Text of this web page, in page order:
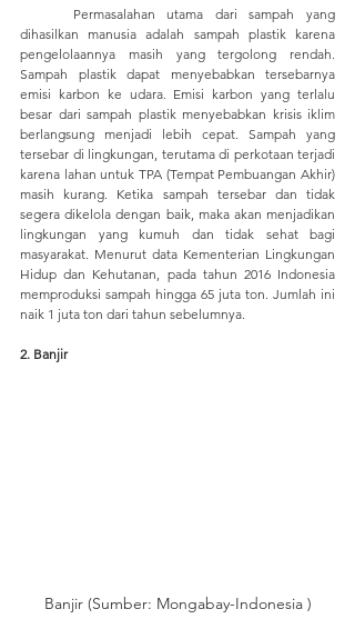
dihasilkan manusia adalah sampah plastik karena
pengelolaannya masih yang tergolong rendah.
Sampah plastik dapat menyebabkan tersebarnya
emisi karbon ke udara. Emisi karbon yang terlalu
besar dari sampah plastik menyebabkan krisis iklim
berlangsung menjadi lebih cepat. Sampah yang
tersebar di lingkungan, terutama di perkotaan terjadi
karena lahan untuk TPA (Tempat Pembuangan Akhir)
masih kurang. Ketika sampah tersebar dan tidak
segera dikelola dengan baik, maka akan menjadikan
lingkungan yang kumuh dan tidak sehat bagi
masyarakat. Menurut data Kementerian Lingkungan
Hidup dan Kehutanan, pada tahun 2016 Indonesia
memproduksi sampah hingga 65 juta ton. Jumlah ini
naik 1 juta ton dari tahun sebelumnya.
2. Banjir
Banjir (Sumber: Mongabay-Indonesia )